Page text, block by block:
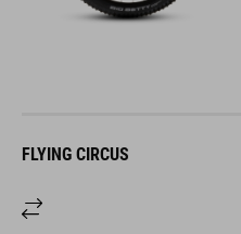
FLYING CIRCUS